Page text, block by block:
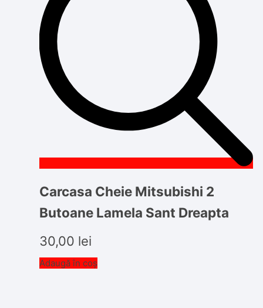
Carcasa Cheie Mitsubishi 2
Butoane Lamela Sant Dreapta
30,00 lei
Adaugă în coș